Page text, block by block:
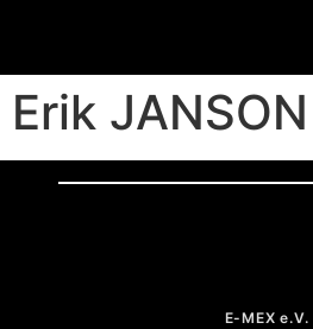
Erik
E-MEX e.V.